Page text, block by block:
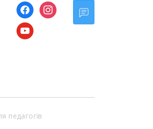
facebookinstagram
youtube
педагогів